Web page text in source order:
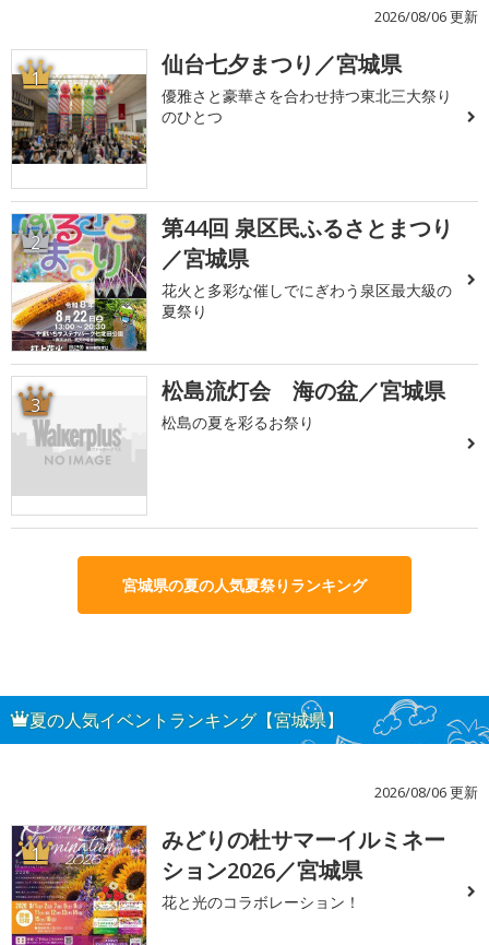
2026/08/06 更新
1 仙台七夕まつり／宮城県
優雅さと豪華さを合わせ持つ東北三大祭り
のひとつ
2
第44回 泉区民ふるさとまつり
／宮城県
花火と多彩な催しでにぎわう泉区最大級の
夏祭り
3 松島流灯会 海の盆／宮城県
松島の夏を彩るお祭り
宮城県の夏の人気夏祭りランキング
夏の人気イベントランキング【宮城県】
2026/08/06 更新
1
みどりの杜サマーイルミネー
ション2026／宮城県
花と光のコラボレーション！